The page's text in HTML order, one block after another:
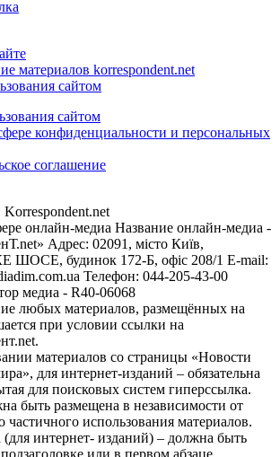
материалов korrespondent.net
сайтом
сайтом
конфиденциальности и персональных
соглашение
онлайн-медиа Название онлайн-медиа -
Адрес: 02091, місто Київ,
ШОСЕ, будинок 172-Б, офіс 208/1 E-mail:
Телефон: 044-205-43-00
медиа - R40-06068
любых материалов, размещённых на
при условии ссылки на
материалов со страницы «Новости
для интернет-изданий – обязательна
для поисковых систем гиперссылка.
быть размещена в независимости от
частичного использования материалов.
(для интернет- изданий) – должна быть
или в первом абзаце